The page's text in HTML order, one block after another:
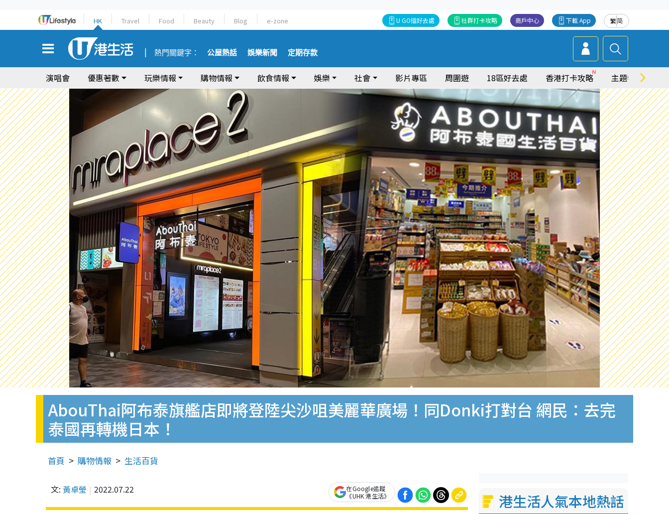
HK Travel Food Beauty Blog e-zone 繁简
下載 App
商戶中心
社群打卡攻略
U GO搵好去處
熱門關鍵字： 公屋熱話 娛樂新聞 定期存款
演唱會 優惠著數 玩樂情報 購物情報 飲食情報 娛樂 社會 影片專區 周圍遊 18區好去處 香港打卡攻略 主題特集
AbouThai阿布泰旗艦店即將登陸尖沙咀美麗華廣場！同Donki打對台 網民：去完
泰國再轉機日本！
首頁 購物情報 生活百貨
文: 黃卓瑩 2022.07.22
在Google追蹤
《UHK 港生活》
港生活人氣本地熱話